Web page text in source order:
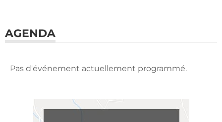
AGENDA
Pas d'événement actuellement programmé.